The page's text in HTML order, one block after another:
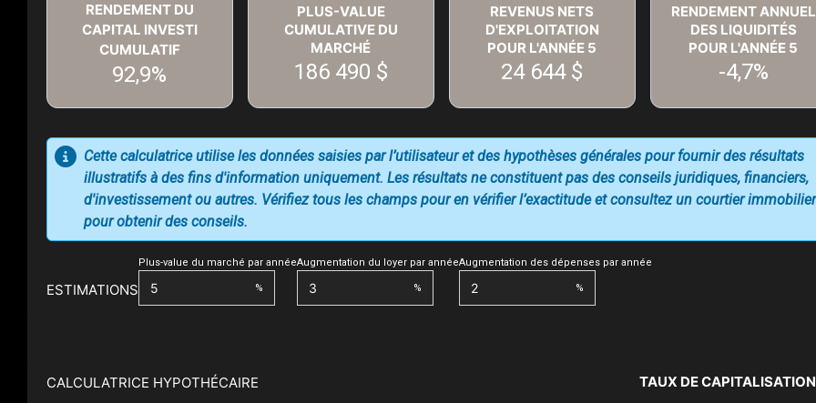
RENDEMENT DU
CAPITAL INVESTI
CUMULATIF
92,9%
PLUS-VALUE
CUMULATIVE DU
MARCHÉ
186 490 $
REVENUS NETS
D'EXPLOITATION
POUR L'ANNÉE 5
24 644 $
RENDEMENT ANNUEL
DES LIQUIDITÉS
POUR L'ANNÉE 5
-4,7%
ESTIMATIONS
Plus-value du marché par année
%
Augmentation du loyer par année
%
Augmentation des dépenses par année
%
Cette calculatrice utilise les données saisies par l’utilisateur et des hypothèses générales pour fournir des résultats
illustratifs à des fins d'information uniquement. Les résultats ne constituent pas des conseils juridiques, financiers,
d'investissement ou autres. Vérifiez tous les champs pour en vérifier l’exactitude et consultez un courtier immobilier
pour obtenir des conseils.
CALCULATRICE HYPOTHÉCAIRE TAUX DE CAPITALISATION